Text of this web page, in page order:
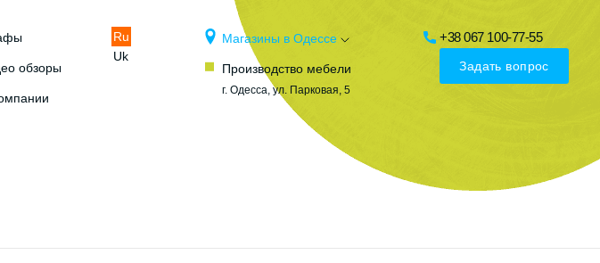
обзоры
Uk
Ru Магазины в Одессе
Производство мебели
г. Одесса, ул. Парковая, 5
+38 067 100-77-55
Задать вопрос